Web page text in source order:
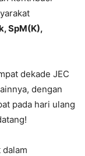
SpM(K),
dekade JEC
dengan
pada hari ulang